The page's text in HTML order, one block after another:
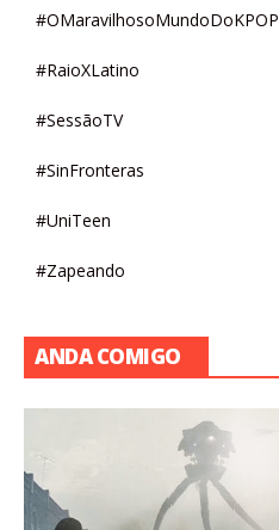
#OMaravilhosoMundoDoKPOP
#RaioXLatino
#SessãoTV
#SinFronteras
#UniTeen
#Zapeando
ANDA COMIGO